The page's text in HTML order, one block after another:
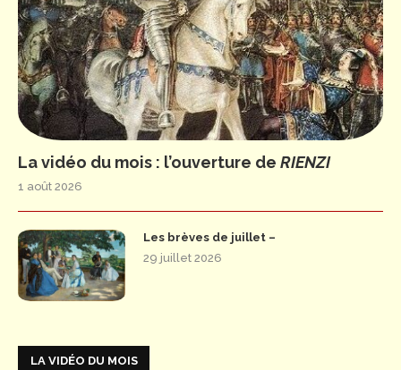
La vidéo du mois : l’ouverture de RIENZI
1 août 2026
Les brèves de juillet –
29 juillet 2026
LA VIDÉO DU MOIS